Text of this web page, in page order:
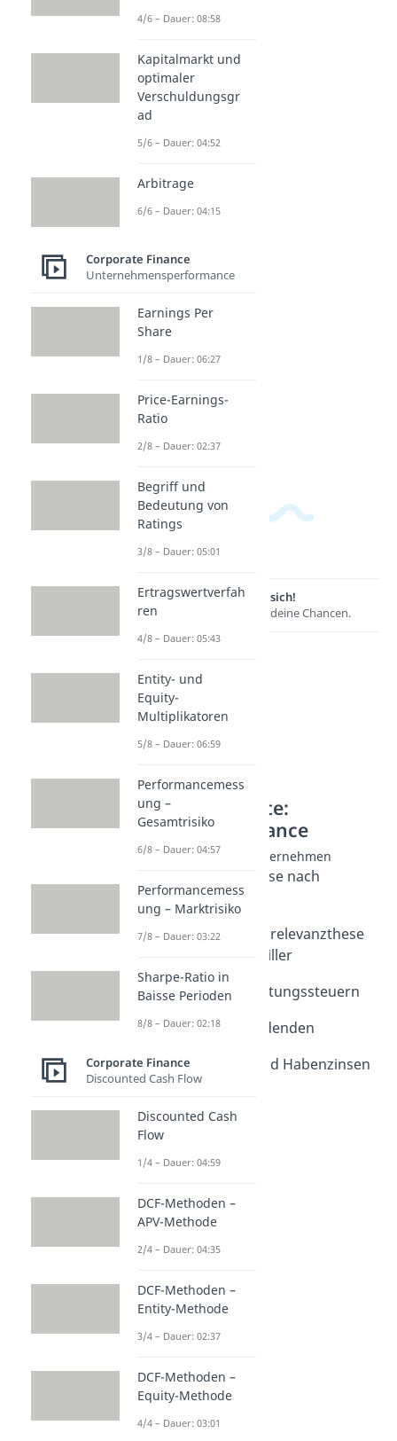
Lernen lohnt sich!
Entdecke hier deine Chancen.
Weitere Inhalte:
Corporate Finance
Finanzierung von Unternehmen
Erste Irrelevanzthese nach
Modigliani/Miller
Dauer: 06:26
Zweite und dritte Irrelevanzthese
nach Modigliani/Miller
Dauer: 06:24
Gewinn- und Abgeltungssteuern
Insolvenz und Dividenden
Gespaltene Soll- und Habenzinsen
Dauer: 04:05
4/6 – Dauer: 08:58
Kapitalmarkt und
optimaler
Verschuldungsgr
ad
5/6 – Dauer: 04:52
Arbitrage
6/6 – Dauer: 04:15
Corporate Finance
Unternehmensperformance
Earnings Per
Share
1/8 – Dauer: 06:27
Price-Earnings-
Ratio
2/8 – Dauer: 02:37
Begriff und
Bedeutung von
Ratings
3/8 – Dauer: 05:01
Ertragswertverfah
ren
4/8 – Dauer: 05:43
Entity- und
Equity-
Multiplikatoren
5/8 – Dauer: 06:59
Performancemess
ung –
Gesamtrisiko
6/8 – Dauer: 04:57
Performancemess
ung – Marktrisiko
7/8 – Dauer: 03:22
Sharpe-Ratio in
Baisse Perioden
8/8 – Dauer: 02:18
Corporate Finance
Discounted Cash Flow
Discounted Cash
Flow
1/4 – Dauer: 04:59
DCF-Methoden –
APV-Methode
2/4 – Dauer: 04:35
DCF-Methoden –
Entity-Methode
3/4 – Dauer: 02:37
DCF-Methoden –
Equity-Methode
4/4 – Dauer: 03:01